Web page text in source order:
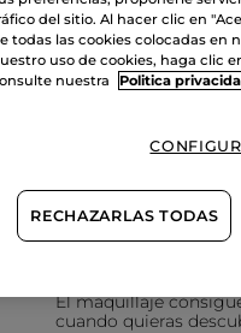
Maquillaje de
45 min
Resalta tu
Nuestras Esteticistas
un consejo
El maquillaje
cuando quieras
del sitio. Al hacer clic en
todas las cookies colocadas en
uso de cookies, haga clic
nuestra
Politica
RECHAZARLAS TODAS